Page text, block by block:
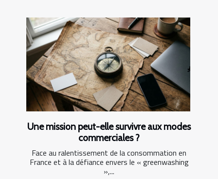
Une mission peut-elle survivre aux modes
commerciales ?
Face au ralentissement de la consommation en
France et à la défiance envers le « greenwashing
»,...